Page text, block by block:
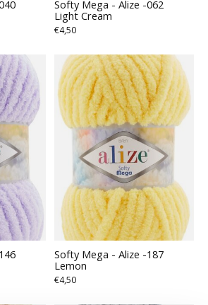
Softy Mega - Alize -062
Light Cream
€4,50
Softy Mega - Alize -187
Lemon
€4,50